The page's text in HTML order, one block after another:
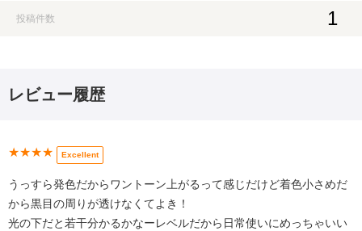
投稿件数 1
レビュー履歴
★★★★ Excellent
うっすら発色だからワントーン上がるって感じだけど着色小さめだ
から黒目の周りが透けなくてよき！
光の下だと若干分かるかなーレベルだから日常使いにめっちゃいい